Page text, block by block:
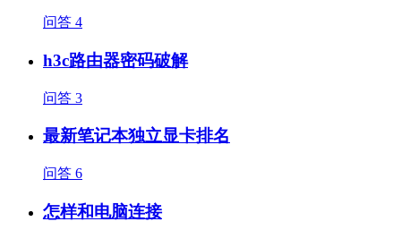
问答 4
h3c路由器密码破解
问答 3
最新笔记本独立显卡排名
问答 6
怎样和电脑连接